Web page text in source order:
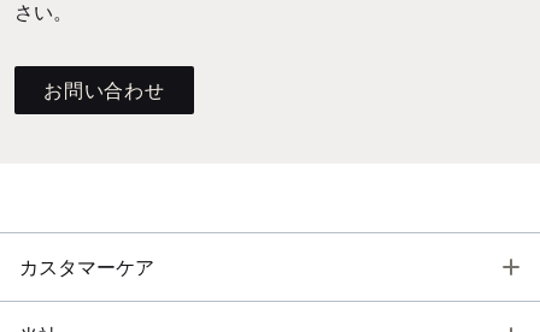
さい。
お問い合わせ
カスタマーケア